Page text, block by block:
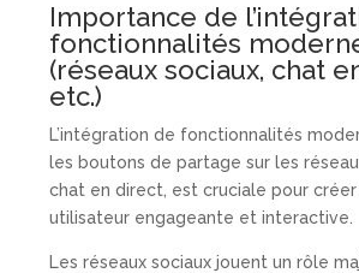
Importance de
fonctionnalités
(réseaux sociaux, chat
etc.)
L’intégration de fonctionnalités
les boutons de partage sur les
chat en direct, est cruciale pour
utilisateur engageante et interactive.
Les réseaux sociaux jouent un rôle